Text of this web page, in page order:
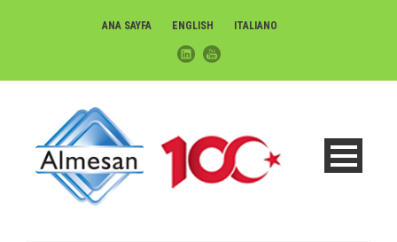
ANA SAYFA ENGLISH ITALIANO